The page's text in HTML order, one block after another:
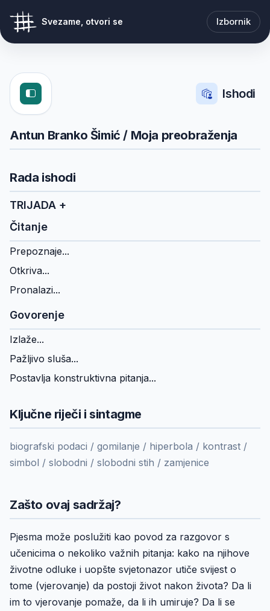
Svezame, otvori se Izbornik
Ishodi
Antun Branko Šimić / Moja preobraženja
Rada ishodi
TRIJADA +
Čitanje
Prepoznaje...
Otkriva...
Pronalazi...
Govorenje
Izlaže...
Pažljivo sluša...
Postavlja konstruktivna pitanja...
Ključne riječi i sintagme
biografski podaci / gomilanje / hiperbola / kontrast /
simbol / slobodni / slobodni stih / zamjenice
Zašto ovaj sadržaj?
Pjesma može poslužiti kao povod za razgovor s
učenicima o nekoliko važnih pitanja: kako na njihove
životne odluke i uopšte svjetonazor utiče svijest o
tome (vjerovanje) da postoji život nakon života? Da li
im to vjerovanje pomaže, da li ih umiruje? Da li se